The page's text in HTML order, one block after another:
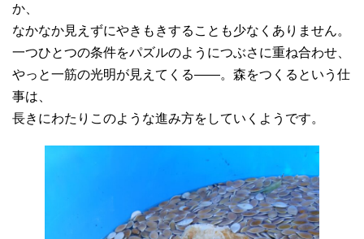
か、
なかなか見えずにやきもきすることも少なくありません。
一つひとつの条件をパズルのようにつぶさに重ね合わせ、
やっと一筋の光明が見えてくる――。森をつくるという仕
事は、
長きにわたりこのような進み方をしていくようです。